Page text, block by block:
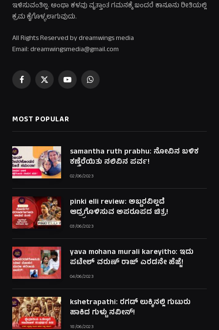
ಇಳಿಸುವಂತಿಲ್ಲ. ಅಂಥಾ ಕಳವು ವೃತ್ತಾಂತ ಗಮನಕ್ಕೆ ಬಂದರೆ ಕಾನೂನು ರೀತಿಯಲ್ಲಿ
ಕ್ರಮ ಕೈಗೊಳ್ಳಲಾಗುವುದು.
All Rights Reserved by dreamwings media
Email: dreamwingsmedia@gmail.com
Facebook
X
YouTubeWhatsApp
MOST POPULAR
samantha ruth prabhu: ನೋವಿನ ಬಳಿಕ
ಕಣ್ತೆರೆಯಿತು ನಲಿವಿನ ಪರ್ವ!
02/06/2023
pinki elli review: ಅಬ್ಬರವಿಲ್ಲದೆ
ಆದ್ರ್ರಗೊಳಿಸುವ ಅಪರೂಪದ ಚಿತ್ರ!
03/06/2023
yava mohana murali kareyitho: ಇದು
ಪಟೇಲ್ ವರುಣ್ ರಾಜ್ ಎರಡನೇ ಹೆಜ್ಜೆ!
04/06/2023
kshetrapathi: ರಗಡ್ ಲುಕ್ಕಿನಲ್ಲಿ ಗುಟುರು
ಹಾಕಿದ ಗುಳ್ಟು ನವೀನ್!
18/06/2023